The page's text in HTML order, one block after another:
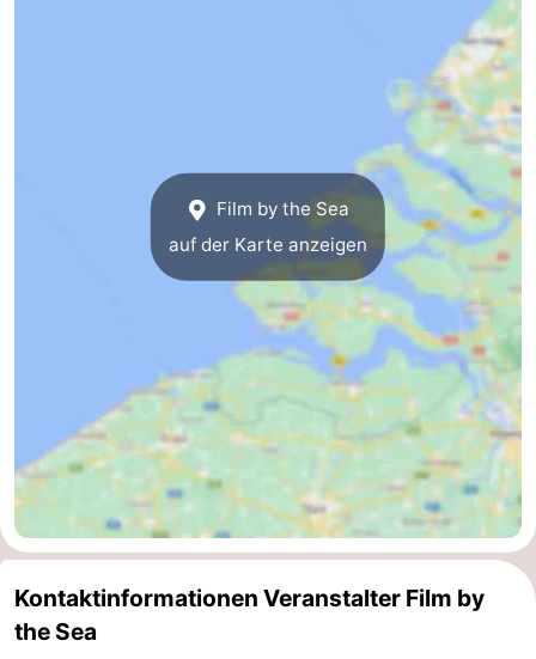
Duiveland
Renesse
-
Brouwershaven
-
Zierikzee
-
Film by the Sea
auf der Karte anzeigen
Kontaktinformationen Veranstalter Film by
the Sea